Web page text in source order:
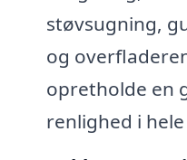
støvsugning,
og
opretholde en
renlighed i